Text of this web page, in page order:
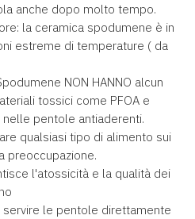
anche dopo molto tempo.
la ceramica spodumene è in
estreme di temperature ( da
NON HANNO alcun
tossici come PFOA e
pentole antiaderenti.
qualsiasi tipo di alimento sui
preoccupazione.
l'atossicità e la qualità dei
servire le pentole direttamente